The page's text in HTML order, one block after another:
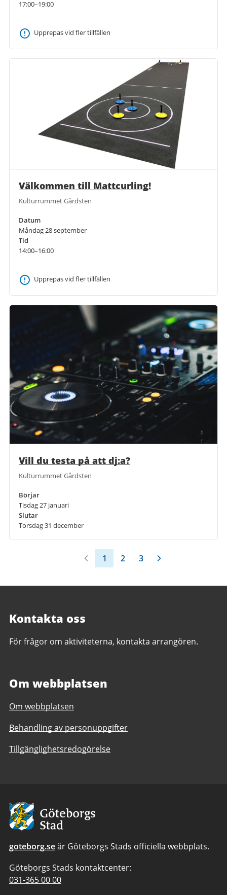
17:00–19:00
Upprepas vid fler tillfällen
Välkommen till Mattcurling!
Kulturrummet Gårdsten
Datum
Måndag 28 september
Tid
14:00–16:00
Upprepas vid fler tillfällen
Vill du testa på att dj:a?
Kulturrummet Gårdsten
Börjar
Tisdag 27 januari
Slutar
Torsdag 31 december
1 2 3
Kontakta oss
För frågor om aktiviteterna, kontakta arrangören.
Om webbplatsen
Om webbplatsen
Behandling av personuppgifter
Tillgänglighetsredogörelse
Avsändare
goteborg.seär Göteborgs Stads officiella webbplats.
Göteborgs Stads kontaktcenter:
Telefonnummer
031-365 00 00